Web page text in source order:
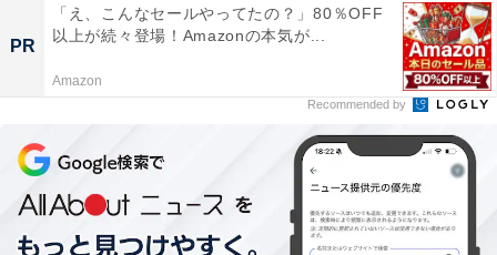
PR
「え、こんなセールやってたの？」80％OFF
以上が続々登場！Amazonの本気が...
Amazon
Recommended by